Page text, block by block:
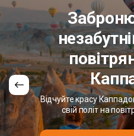
Відчуйте красу
свій політ на